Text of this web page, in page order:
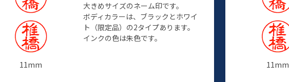
11mm
大きめサイズのネーム印です。
ボディカラーは、ブラックとホワイ
ト（限定品）の2タイプあります。
インクの色は朱色です。
11mm